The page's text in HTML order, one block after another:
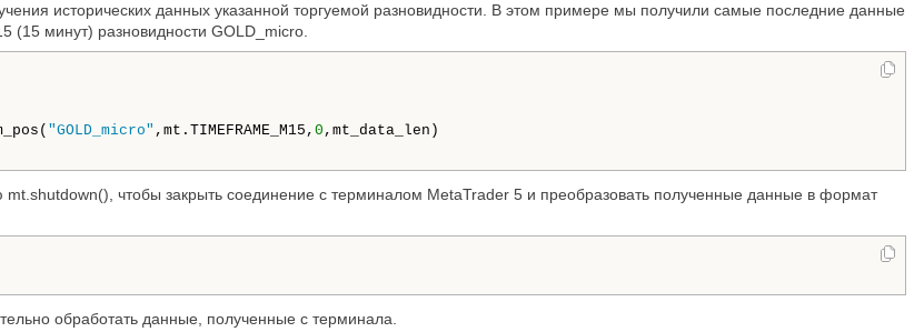
исторических данных указанной торгуемой разновидности. В этом примере мы получили самые последние данные
(15 минут) разновидности GOLD_micro.
"GOLD_micro" ,mt.TIMEFRAME_M15, 0 ,mt_data_len)
чтобы закрыть соединение с терминалом MetaTrader 5 и преобразовать полученные данные в формат
обработать данные, полученные с терминала.